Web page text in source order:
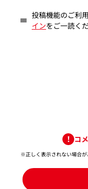
投稿機能のご利
インをご一読く
コ
※正しく表示されない場合が